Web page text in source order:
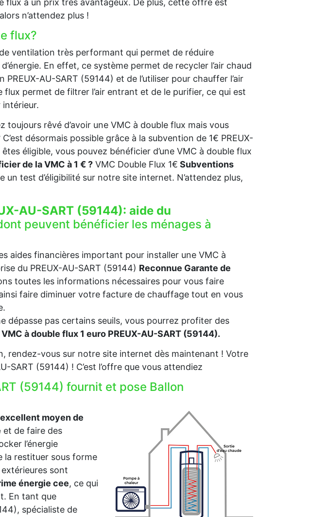
flux à un prix très avantageux. De plus, cette offre est
n’attendez plus !
flux?
ventilation très performant qui permet de réduire
En effet, ce système permet de recycler l’air chaud
AU-SART (59144) et de l’utiliser pour chauffer l’air
permet de filtrer l’air entrant et de le purifier, ce qui est
intérieur.
toujours rêvé d’avoir une VMC à double flux mais vous
désormais possible grâce à la subvention de 1€ PREUX-
éligible, vous pouvez bénéficier d’une VMC à double flux
de la VMC à 1 € ? VMC Double Flux 1€ Subventions
un test d’éligibilité sur notre site internet. N’attendez plus,
AU-SART (59144): aide du
peuvent bénéficier les ménages à
aides financières important pour installer une VMC à
du PREUX-AU-SART (59144) Reconnue Garante de
toutes les informations nécessaires pour vous faire
faire diminuer votre facture de chauffage tout en vous
dépasse pas certains seuils, vous pourrez profiter des
à double flux 1 euro PREUX-AU-SART (59144).
rendez-vous sur notre site internet dès maintenant ! Votre
SART (59144) ! C’est l’offre que vous attendiez
(59144) fournit et pose Ballon
moyen de
et de faire des
l’énergie
la restituer sous forme
sont
énergie cee, ce qui
En tant que
spécialiste de